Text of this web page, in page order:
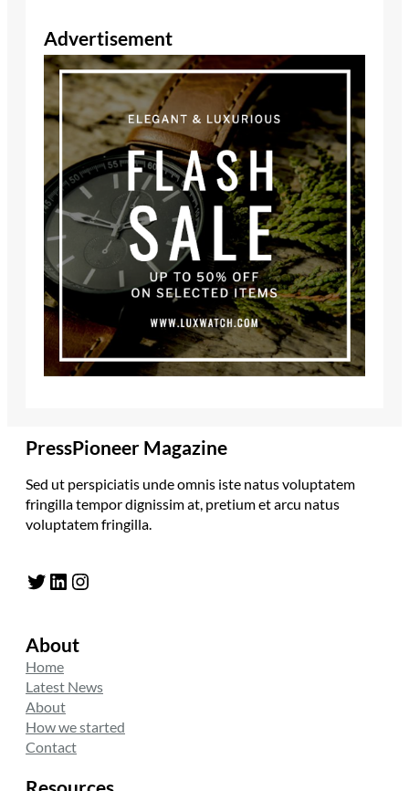
Advertisement
PressPioneer Magazine
Sed ut perspiciatis unde omnis iste natus voluptatem
fringilla tempor dignissim at, pretium et arcu natus
voluptatem fringilla.
Twitter LinkedIn Instagram
About
Home
Latest News
About
How we started
Contact